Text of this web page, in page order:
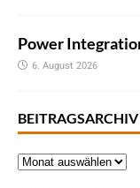
Power
6. August 2026
BEITRAGSARCHIV